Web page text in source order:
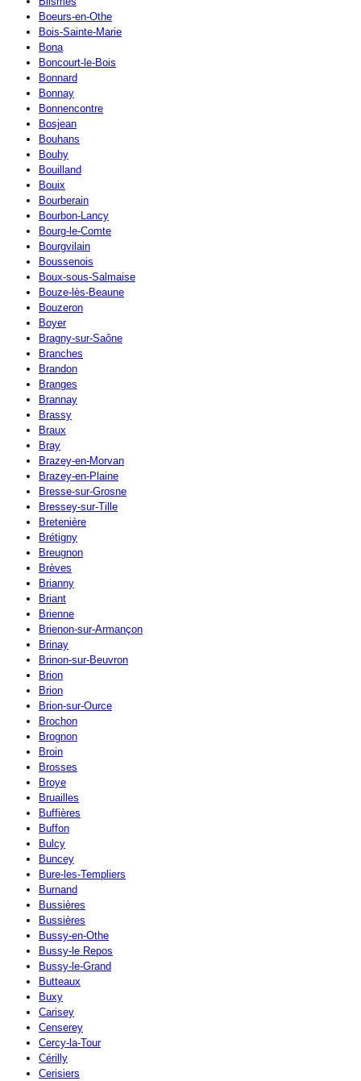
Boeurs-en-Othe
Bois-Sainte-Marie
Bona
Boncourt-le-Bois
Bonnard
Bonnay
Bonnencontre
Bosjean
Bouhans
Bouhy
Bouilland
Bouix
Bourberain
Bourbon-Lancy
Bourg-le-Comte
Bourgvilain
Boussenois
Boux-sous-Salmaise
Bouze-lès-Beaune
Bouzeron
Boyer
Bragny-sur-Saône
Branches
Brandon
Branges
Brannay
Brassy
Braux
Bray
Brazey-en-Morvan
Brazey-en-Plaine
Bresse-sur-Grosne
Bressey-sur-Tille
Bretenière
Brétigny
Breugnon
Brèves
Brianny
Briant
Brienne
Brienon-sur-Armançon
Brinay
Brinon-sur-Beuvron
Brion
Brion
Brion-sur-Ource
Brochon
Brognon
Broin
Brosses
Broye
Bruailles
Buffières
Buffon
Bulcy
Buncey
Bure-les-Templiers
Burnand
Bussières
Bussières
Bussy-en-Othe
Bussy-le Repos
Bussy-le-Grand
Butteaux
Buxy
Carisey
Censerey
Cercy-la-Tour
Cérilly
Cerisiers